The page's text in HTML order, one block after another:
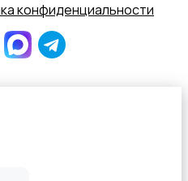
конфиденциальности